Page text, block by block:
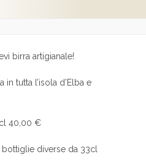
birra artigianale!
tutta l’isola d’Elba e
40,00 €
diverse da 33cl